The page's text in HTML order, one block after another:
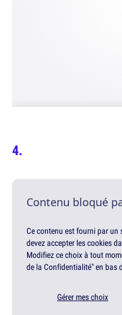
Contenu bloqué
Ce contenu est fourni par un
devez accepter les cookies
Modifiez ce choix à tout
de la Confidentialité" en bas
Gérer mes choix